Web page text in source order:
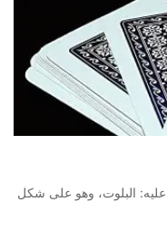
البلوت، وهو على شكل